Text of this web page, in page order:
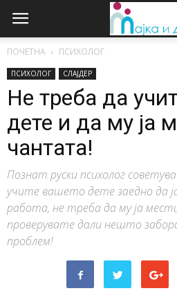
ПОЧЕТНА ПСИХОЛОГ
ПСИХОЛОГ СЛАЈДЕР
Не треба да
дете и да му ја
чантата!
Познат руски психолог
учите вашето дете заедно да
работа, не треба да му ја
проверувате дали нешто
проблем!